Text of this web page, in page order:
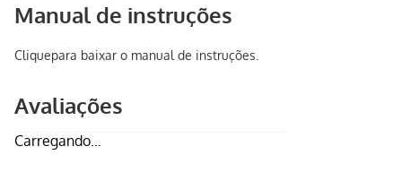
Manual de instruções
Cliquepara baixar o manual de instruções.
Avaliações
Carregando…